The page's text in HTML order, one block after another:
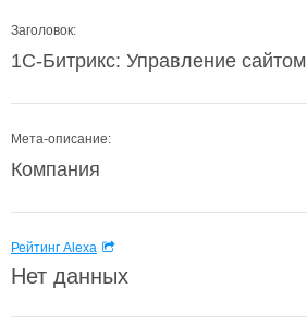
Заголовок:
1С-Битрикс: Управление сайтом
Мета-описание:
Компания
Рейтинг Alexa
Нет данных